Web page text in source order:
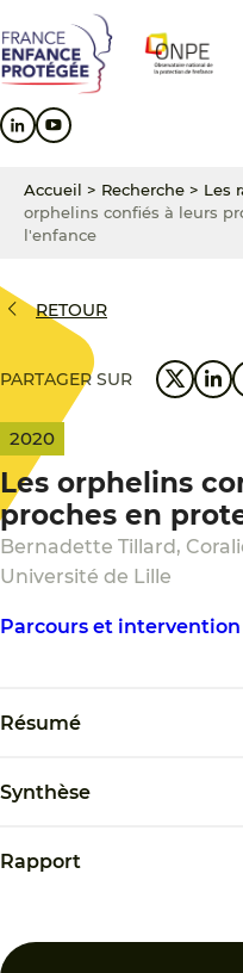
au
contenu
principal
au
menu
principal
au
pied
de
Accueil > Recherche > Les
orphelins confiés à leurs
l'enfance
RETOUR
PARTAGER SUR
2020
Les orphelins
proches en
Bernadette Tillard,
Université de Lille
Parcours et intervention
Résumé
Synthèse
Rapport